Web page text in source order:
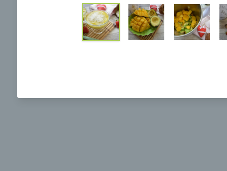
Brokolicová polievka s nivou
Mojej